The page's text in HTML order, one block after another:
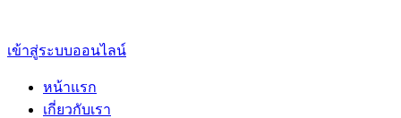
เข้าสู่ระบบออนไลน์
หน้าแรก
เกี่ยวกับเรา